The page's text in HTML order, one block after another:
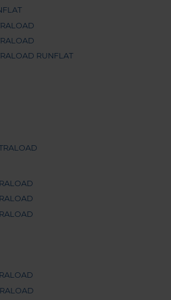
RUNFLAT